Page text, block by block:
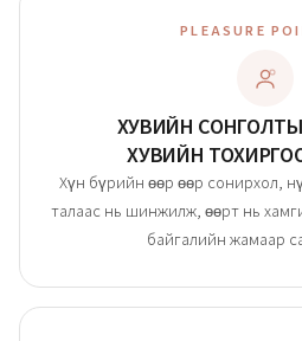
PLEASURE
ХУВИЙН
ХУВИЙН
Хүн бүрийн өөр өөр сонирхол,
талаас нь шинжилж, өөрт нь
байгалийн жамаар